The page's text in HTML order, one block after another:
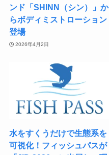
ンド「SHINN（シン）」か
らボディミストローション
登場
2026年4月2日
水をすくうだけで生態系を
可視化！フィッシュパスが